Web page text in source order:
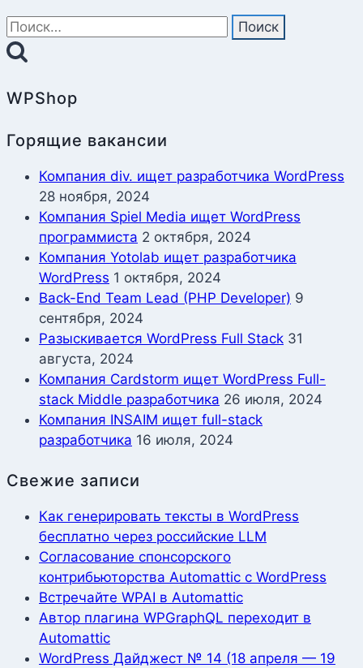
Найти:
WPShop
Горящие вакансии
Компания div. ищет разработчика WordPress
28 ноября, 2024
Компания Spiel Media ищет WordPress
программиста 2 октября, 2024
Компания Yotolab ищет разработчика
WordPress 1 октября, 2024
Back-End Team Lead (PHP Developer) 9
сентября, 2024
Разыскивается WordPress Full Stack 31
августа, 2024
Компания Cardstorm ищет WordPress Full-
stack Middle разработчика 26 июля, 2024
Компания INSAIM ищет full-stack
разработчика 16 июля, 2024
Свежие записи
Как генерировать тексты в WordPress
бесплатно через российские LLM
Согласование спонсорского
контрибьюторства Automattic с WordPress
Встречайте WPAI в Automattic
Автор плагина WPGraphQL переходит в
Automattic
WordPress Дайджест № 14 (18 апреля — 19